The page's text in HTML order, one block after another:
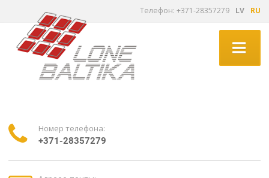
Tелефон: +371-28357279 LV RU
Номер телефона:
+371-28357279